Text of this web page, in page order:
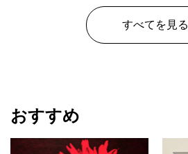
¥ 203,500
すべてを見る
おすすめ